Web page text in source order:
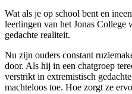
Wat als je op school bent en
leerlingen van het Jonas College
gedachte realiteit.
Nu zijn ouders constant
door. Als hij in een chatgroep
verstrikt in extremistisch
machteloos toe. Hoe zorgt ze